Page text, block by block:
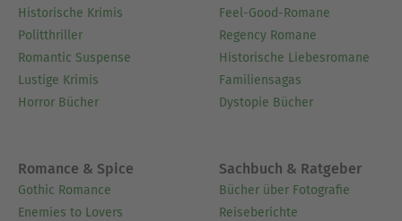
Historische Krimis
Politthriller
Romantic Suspense
Lustige Krimis
Horror Bücher
Feel-Good-Romane
Regency Romane
Historische Liebesromane
Familiensagas
Dystopie Bücher
Romance & Spice
Gothic Romance
Enemies to Lovers
Sachbuch & Ratgeber
Bücher über Fotografie
Reiseberichte